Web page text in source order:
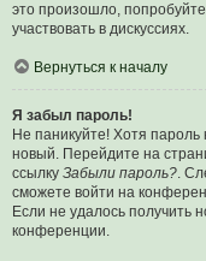
это произошло, попробуйте
участвовать в дискуссиях.
Вернуться к началу
Я забыл пароль!
Не паникуйте! Хотя пароль
новый. Перейдите на
ссылку Забыли пароль?.
сможете войти на
Если не удалось получить
конференции.